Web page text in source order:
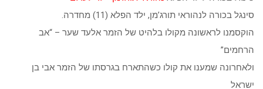
סינגל בכורה לנהוראי תורג’מן, ילד הפלא (11) מחדרה.
הוקסמנו לראשונה מקולו בלהיט של הזמר אלעד שער – “אב
הרחמים”
ולאחרונה שמענו את קולו כשהתארח בגרסתו של הזמר אבי בן
ישראל